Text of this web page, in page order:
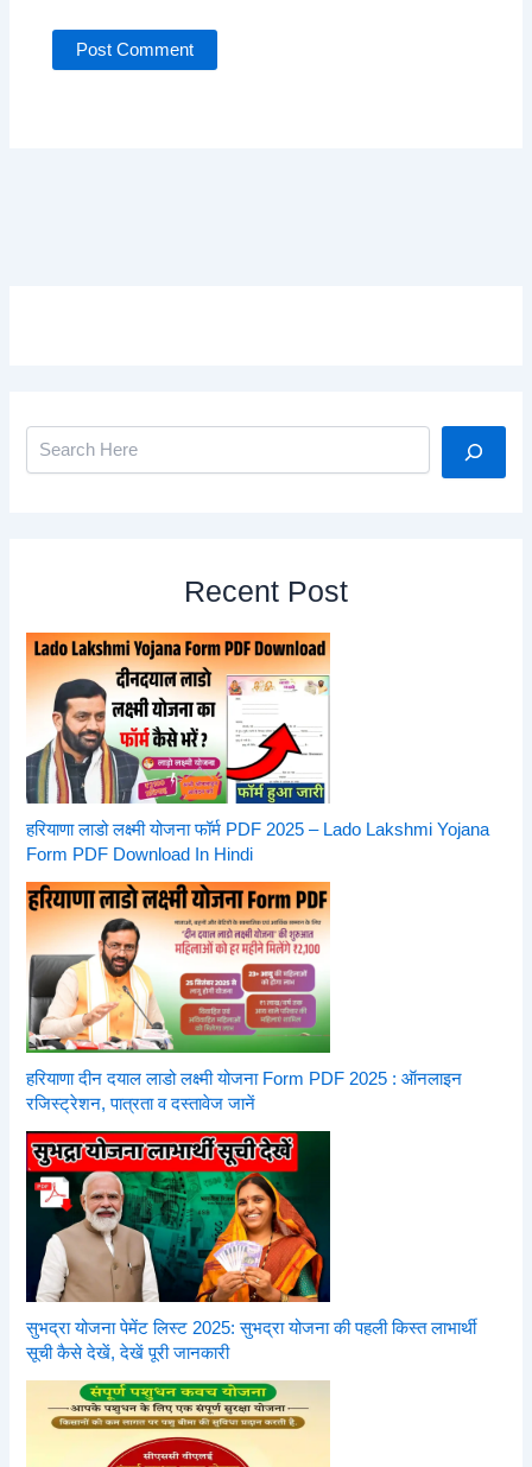
Recent Post
हरियाणा लाडो लक्ष्मी योजना फॉर्म PDF 2025 – Lado Lakshmi Yojana
Form PDF Download In Hindi
हरियाणा दीन दयाल लाडो लक्ष्मी योजना Form PDF 2025 : ऑनलाइन
रजिस्ट्रेशन, पात्रता व दस्तावेज जानें
सुभद्रा योजना पेमेंट लिस्ट 2025: सुभद्रा योजना की पहली किस्त लाभार्थी
सूची कैसे देखें, देखें पूरी जानकारी